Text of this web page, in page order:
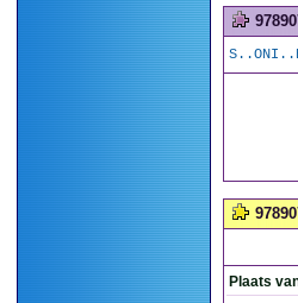
Plaats